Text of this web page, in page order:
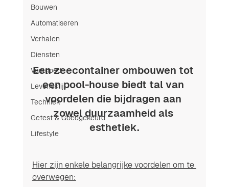
Bouwen
Automatiseren
Verhalen
Diensten
Vastgoed
Levensstijl
Techniek
Getest & Goedgekeurd
Lifestyle
Een zeecontainer ombouwen tot
een pool-house biedt tal van
voordelen die bijdragen aan
zowel duurzaamheid als
esthetiek.
Hier zijn enkele belangrijke voordelen om te
overwegen: